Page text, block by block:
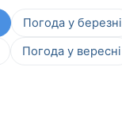
Погода у березні
Погода у вересні